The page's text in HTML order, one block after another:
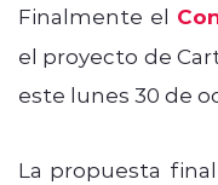
Finalmente el
el proyecto de
este lunes 30 de
La propuesta